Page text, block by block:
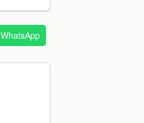
WhatsApp